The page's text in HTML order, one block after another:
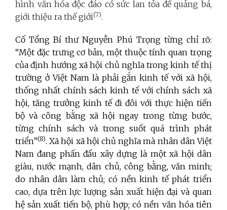
hình văn hóa độc đáo có sức lan tỏa để quảng bá,
giới thiệu ra thế giới(7).
CốTổng Bí thư Nguyễn Phú Trọng từng chỉ rõ:
“Một đặc trưng cơ bản, một thuộc tính quan trọng
của định hướng xã hội chủ nghĩa trong kinh tế thị
trường ở Việt Nam là phải gắn kinh tế với xã hội,
thống nhất chính sách kinh tế với chính sách xã
hội, tăng trưởng kinh tế đi đôi với thực hiện tiến
bộ và công bằng xã hội ngay trong từng bước,
từng chính sách và trong suốt quá trình phát
triển”(8). Xã hội xã hội chủ nghĩa mà nhân dân Việt
Nam đang phấn đấu xây dựng là một xã hội dân
giàu, nước mạnh, dân chủ, công bằng, văn minh;
do nhân dân làm chủ; có nền kinh tế phát triển
cao, dựa trên lực lượng sản xuất hiện đại và quan
hệ sản xuất tiến bộ, phù hợp; có nền văn hóa tiên